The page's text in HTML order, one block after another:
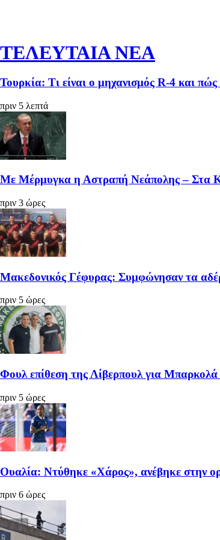
ΤΕΛΕΥΤΑΙΑ ΝΕΑ
Τουρκία: Τι είναι ο μηχανισμός R-4 και
πριν 5 λεπτά
Με Μέρμυγκα η Αστραπή Νεάπολης – Στα
πριν 3 ώρες
Μακεδονικός Γέφυρας: Συμφώνησαν τα
πριν 5 ώρες
Φουλ επίθεση της Λίβερπουλ για
πριν 5 ώρες
Ουαλία: Ντύθηκε «Χάρος», ανέβηκε στην
πριν 6 ώρες